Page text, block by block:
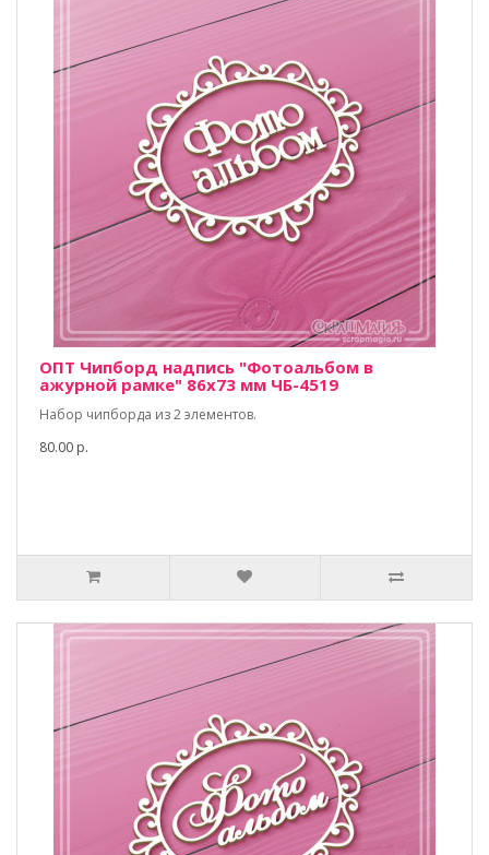
ОПТ Чипборд надпись "Фотоальбом в
ажурной рамке" 86х73 мм ЧБ-4519
Набор чипборда из 2 элементов.
80.00 р.